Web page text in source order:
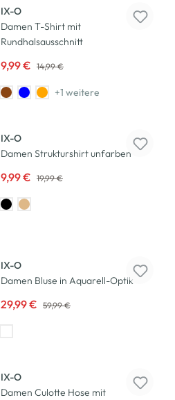
IX-O
Damen T-Shirt mit
Rundhalsausschnitt
9,99 € 14,99 €
+1 weitere
IX-O
Damen Strukturshirt unfarben
9,99 € 19,99 €
IX-O
Damen Bluse in Aquarell-Optik
29,99 € 59,99 €
IX-O
Damen Culotte Hose mit